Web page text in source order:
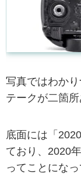
写真ではわか
テークが二箇
底面には「
ており、2020
ってことになっ